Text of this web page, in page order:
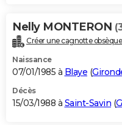
Nelly MONTERON
Créer une cagnotte
Naissance
07/01/1985 à Blaye (
Décès
15/03/1988 à Saint-Savin (